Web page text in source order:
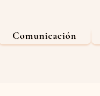
Comunicación